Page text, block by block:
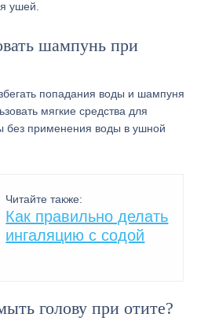
ушей.
шампунь при
попадания воды и шампуня
мягкие средства для
без применения воды в ушной
Читайте также:
Как правильно делать
ингаляцию с содой
голову при отите?